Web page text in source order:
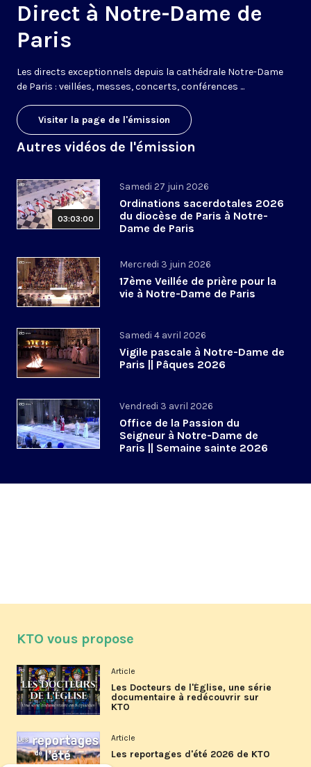
Direct à Notre-Dame de
Paris
Les directs exceptionnels depuis la cathédrale Notre-Dame
de Paris : veillées, messes, concerts, conférences ...
Visiter la page de l'émission
Autres vidéos de l'émission
03:03:00
Samedi 27 juin 2026
Ordinations sacerdotales 2026
du diocèse de Paris à Notre-
Dame de Paris
Mercredi 3 juin 2026
17ème Veillée de prière pour la
vie à Notre-Dame de Paris
Samedi 4 avril 2026
Vigile pascale à Notre-Dame de
Paris || Pâques 2026
Vendredi 3 avril 2026
Office de la Passion du
Seigneur à Notre-Dame de
Paris || Semaine sainte 2026
KTO vous propose
Article
Les Docteurs de l'Église, une série
documentaire à redécouvrir sur
KTO
Article
Les reportages d'été 2026 de KTO